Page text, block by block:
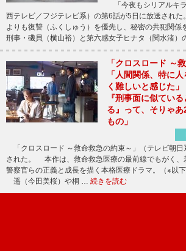
「今夜もシリアルキ
西テレビ／フジテレビ系）の第6話が5日に放送され
よりも復讐（ふくしゅう）を優先し、秘密の共犯関係
刑事・磯貝（横山裕）と第六感女子ヒナタ（関水渚）
「クロスロード ～
「人間関係、特に
く難しいと感じた
『刑事面に似てい
る』って、そりゃ
もの」
「クロスロード ～救命救急の約束～」（テレビ朝日
された。 本作は、救命救急医療の最前線でもがく、
警察官らの正義と成長を描く本格医療ドラマ。（※以
遥（今田美桜）や桐 … 続きを読む